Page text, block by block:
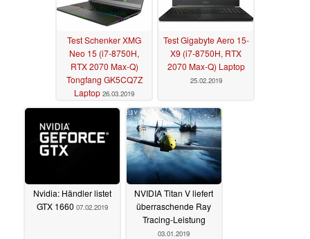
Test Schenker XMG
Neo 15 (i7-8750H,
RTX 2070 Max-Q)
Tongfang GK5CQ7Z
Laptop 26.03.2019
Test Gigabyte Aero 15-
X9 (i7-8750H, RTX
2070 Max-Q) Laptop
25.02.2019
Nvidia: Händler listet
GTX 1660 07.02.2019
NVIDIA Titan V liefert
überraschende Ray
Tracing-Leistung
03.01.2019